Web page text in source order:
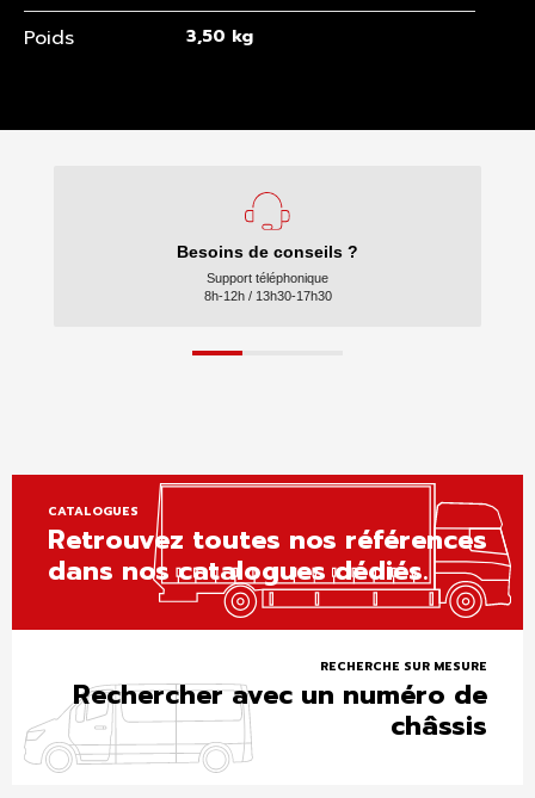
Besoins de conseils ?
Support téléphonique
8h-12h / 13h30-17h30
Poids 3,50 kg
CATALOGUES
Retrouvez toutes nos références
dans nos catalogues dédiés.
RECHERCHE SUR MESURE
Rechercher avec un numéro de
châssis